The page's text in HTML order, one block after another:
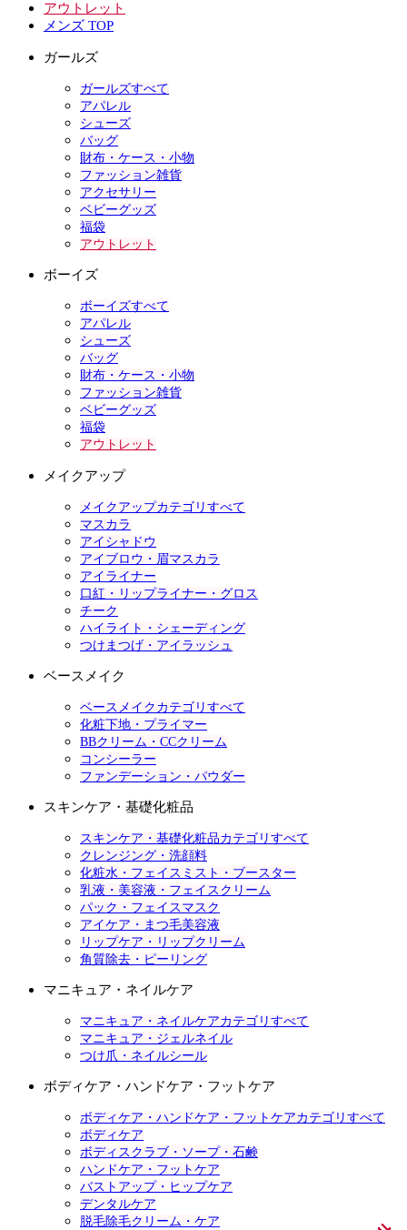
アウトレット
メンズ TOP
ガールズ
ガールズすべて
アパレル
シューズ
バッグ
財布・ケース・小物
ファッション雑貨
アクセサリー
ベビーグッズ
福袋
アウトレット
ボーイズ
ボーイズすべて
アパレル
シューズ
バッグ
財布・ケース・小物
ファッション雑貨
ベビーグッズ
福袋
アウトレット
メイクアップ
メイクアップカテゴリすべて
マスカラ
アイシャドウ
アイブロウ・眉マスカラ
アイライナー
口紅・リップライナー・グロス
チーク
ハイライト・シェーディング
つけまつげ・アイラッシュ
ベースメイク
ベースメイクカテゴリすべて
化粧下地・プライマー
BBクリーム・CCクリーム
コンシーラー
ファンデーション・パウダー
スキンケア・基礎化粧品
スキンケア・基礎化粧品カテゴリすべて
クレンジング・洗顔料
化粧水・フェイスミスト・ブースター
乳液・美容液・フェイスクリーム
パック・フェイスマスク
アイケア・まつ毛美容液
リップケア・リップクリーム
角質除去・ピーリング
マニキュア・ネイルケア
マニキュア・ネイルケアカテゴリすべて
マニキュア・ジェルネイル
つけ爪・ネイルシール
ボディケア・ハンドケア・フットケア
ボディケア・ハンドケア・フットケアカテゴリすべて
ボディケア
ボディスクラブ・ソープ・石鹸
ハンドケア・フットケア
バストアップ・ヒップケア
デンタルケア
脱毛除毛クリーム・ケア